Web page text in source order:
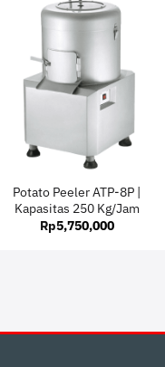
Potato Peeler ATP-8P |
Kapasitas 250 Kg/Jam
Rp5,750,000